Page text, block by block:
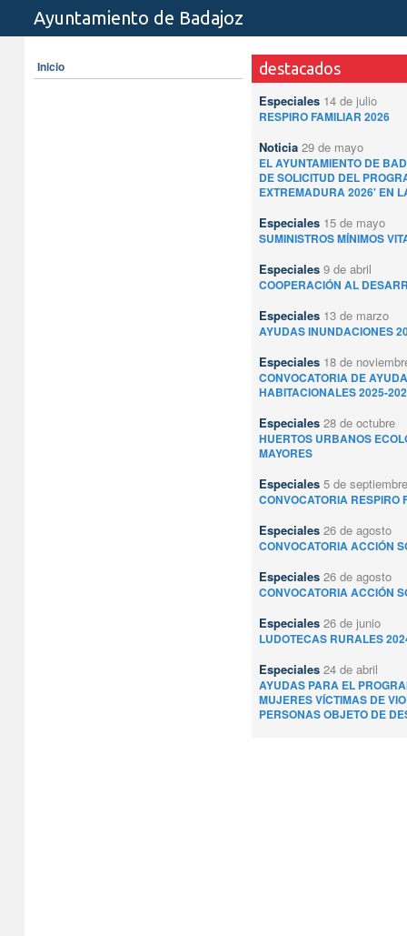
Ayuntamiento de Badajoz
Inicio destacados
Especiales 14 de julio
RESPIRO FAMILIAR 2026
Noticia 29 de mayo
EL AYUNTAMIENTO DE
DE SOLICITUD DEL
EXTREMADURA 2026' EN
Especiales 15 de mayo
SUMINISTROS MÍNIMOS
Especiales 9 de abril
COOPERACIÓN AL
Especiales 13 de marzo
AYUDAS INUNDACIONES
Especiales 18 de
CONVOCATORIA DE
HABITACIONALES 2025-
Especiales 28 de octubre
HUERTOS URBANOS
MAYORES
Especiales 5 de septiembre
CONVOCATORIA RESPIRO
Especiales 26 de agosto
CONVOCATORIA ACCIÓN
Especiales 26 de agosto
CONVOCATORIA ACCIÓN
Especiales 26 de junio
LUDOTECAS RURALES
Especiales 24 de abril
AYUDAS PARA EL
MUJERES VÍCTIMAS DE
PERSONAS OBJETO DE